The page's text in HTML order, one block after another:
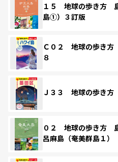
１５ 地球の歩き方
島①）３訂版
Ｃ０２ 地球の歩き
８
Ｊ３３ 地球の歩き
０２ 地球の歩き方
呂麻島（奄美群島１